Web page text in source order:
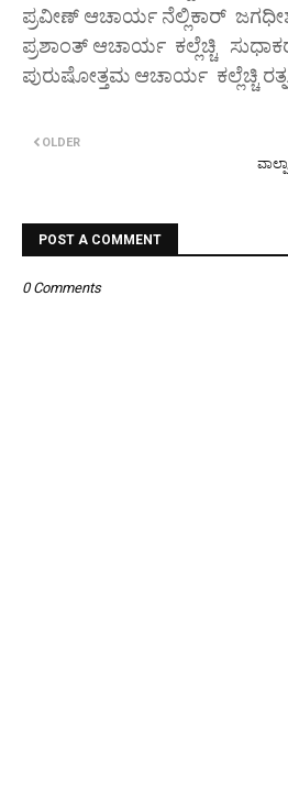
ಪ್ರವೀಣ್ ಆಚಾರ್ಯ ನೆಲ್ಲಿಕಾರ್
ಪ್ರಶಾಂತ್ ಆಚಾರ್ಯ ಕಲ್ಲೆಚ್ಚಿ
ಪುರುಷೋತ್ತಮ ಆಚಾರ್ಯ ಕಲ್ಲೆಚ್ಚಿ
OLDER
POST A COMMENT
0 Comments